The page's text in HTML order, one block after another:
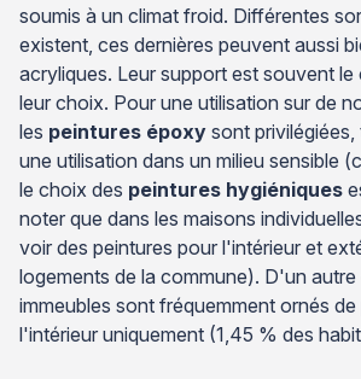
soumis à un climat froid. Différentes
existent, ces dernières peuvent aussi
acryliques. Leur support est souvent le
leur choix. Pour une utilisation sur de
les peintures époxy sont
une utilisation dans un milieu sensible
le choix des peintures hygiéniques
noter que dans les maisons
voir des peintures pour l'intérieur et
logements de la commune). D'un autre
immeubles sont fréquemment ornés
l'intérieur uniquement (1,45 % des